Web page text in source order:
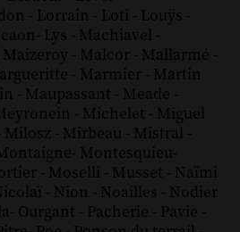
- Lorrain - Loti - Louÿs -
- Lys - Machiavel -
Maizeroy - Malcor - Mallarmé -
- Marmier - Martin
- Maupassant - Meade -
- Michelet - Miguel
Milosz - Mirbeau - Mistral -
- Montesquieu-
- Moselli - Musset - Naïmi
- Nion - Noailles - Nodier
- Ourgant - Pacherie - Pavie -